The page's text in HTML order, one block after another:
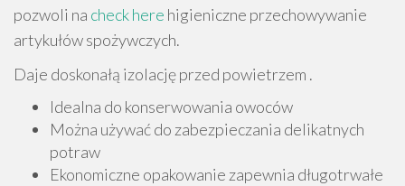
pozwoli na check here higieniczne przechowywanie
artykułów spożywczych.
Daje doskonałą izolację przed powietrzem .
Idealna do konserwowania owoców
Można używać do zabezpieczania delikatnych
potraw
Ekonomiczne opakowanie zapewnia długotrwałe